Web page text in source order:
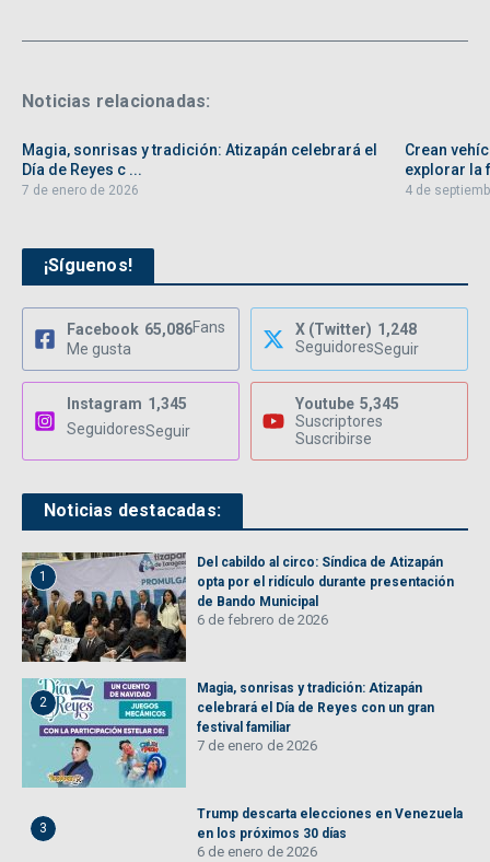
Noticias relacionadas:
Magia, sonrisas y tradición: Atizapán celebrará el
Día de Reyes c ...
7 de enero de 2026
Crean
explorar la
4 de
¡Síguenos!
Facebook 65,086Fans
Me gusta
X (Twitter) 1,248
SeguidoresSeguir
Instagram 1,345
SeguidoresSeguir
Youtube 5,345
Suscriptores
Suscribirse
Noticias destacadas:
1
Del cabildo al circo: Síndica de Atizapán
opta por el ridículo durante presentación
de Bando Municipal
6 de febrero de 2026
2
Magia, sonrisas y tradición: Atizapán
celebrará el Día de Reyes con un gran
festival familiar
7 de enero de 2026
3
Trump descarta elecciones en Venezuela
en los próximos 30 días
6 de enero de 2026